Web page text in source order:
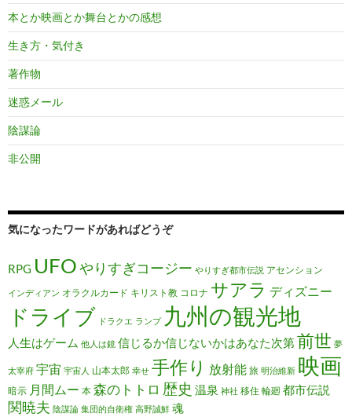
本とか映画とか舞台とかの感想
生き方・気付き
著作物
迷惑メール
陰謀論
非公開
気になったワードがあればどうぞ
RPG UFOやりすぎコージー やりすぎ都市伝説 アセンション
インディアン オラクルカード キリスト教 コロナ サアラ ディズニー
ドライブ ドラクエ ランプ 九州の観光地
人生はゲーム 他人は鏡 信じるか信じないかはあなた次第前世 夢
太宰府 宇宙 宇宙人 山本太郎 幸せ 手作り 放射能 旅 明治維新 映画
暗示 月間ムー 本 森のトトロ 歴史 温泉 神社 移住 輪廻 都市伝説
関暁夫 陰謀論 集団的自衛権 高野誠鮮 魂